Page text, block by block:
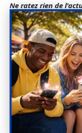
Ne ratez rien de